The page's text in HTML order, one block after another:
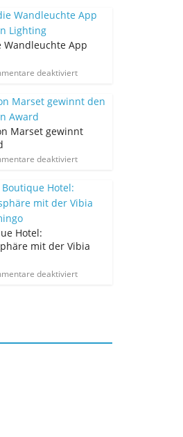
Wandleuchte App
deaktiviert
Marset gewinnt
deaktiviert
Hotel:
mit der Vibia
deaktiviert